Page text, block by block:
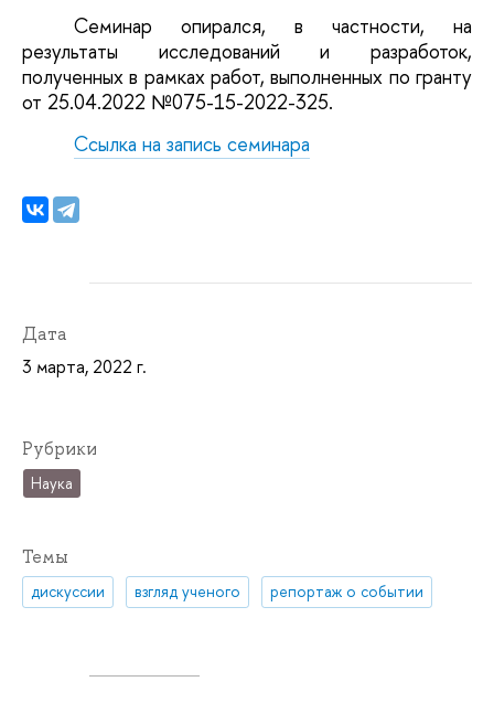
Семинар опирался, в частности, на
результаты исследований и разработок,
полученных в рамках работ, выполненных по гранту
от 25.04.2022 №075-15-2022-325.
Ссылка на запись семинара
Дата
3 марта, 2022 г.
Рубрики
Наука
Темы
дискуссии взгляд ученого репортаж о событии